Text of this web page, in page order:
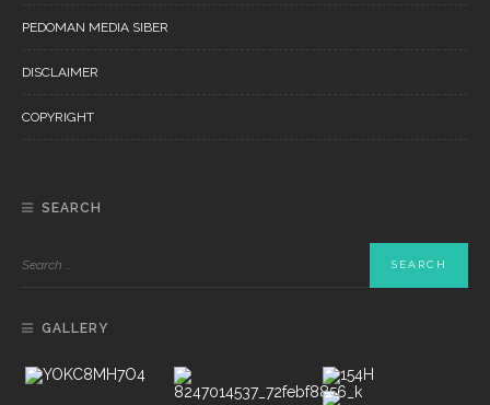
PEDOMAN MEDIA SIBER
DISCLAIMER
COPYRIGHT
SEARCH
GALLERY